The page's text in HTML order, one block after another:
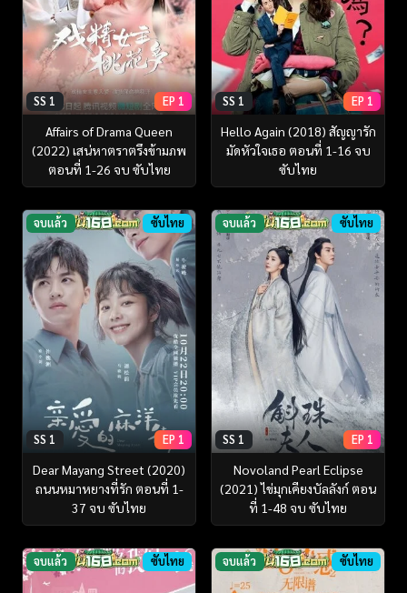
SS 1 EP 1
Affairs of Drama Queen
(2022) เสน่หาตราตรึงข้ามภพ
ตอนที่ 1-26 จบ ซับไทย
SS 1 EP 1
Hello Again (2018) สัญญารัก
มัดหัวใจเธอ ตอนที่ 1-16 จบ
ซับไทย
จบแล้ว ซับไทย
SS 1 EP 1
Dear Mayang Street (2020)
ถนนหมาหยางที่รัก ตอนที่ 1-
37 จบ ซับไทย
จบแล้ว ซับไทย
SS 1 EP 1
Novoland Pearl Eclipse
(2021) ไข่มุกเคียงบัลลังก์ ตอน
ที่ 1-48 จบ ซับไทย
จบแล้ว ซับไทย จบแล้ว ซับไทย